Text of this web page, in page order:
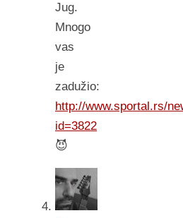
Jug.
Mnogo
vas
je
zadužio:
http://www.sportal.rs/
id=3822
😈